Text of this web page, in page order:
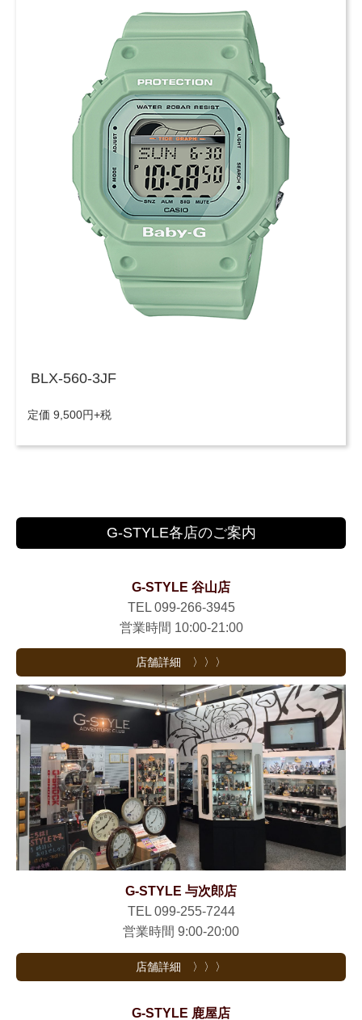
BLX-560-3JF
定価 9,500円+税
G-STYLE各店のご案内
G-STYLE 谷山店
TEL 099-266-3945
営業時間 10:00-21:00
店舗詳細 〉〉〉
G-STYLE 与次郎店
TEL 099-255-7244
営業時間 9:00-20:00
店舗詳細 〉〉〉
G-STYLE 鹿屋店